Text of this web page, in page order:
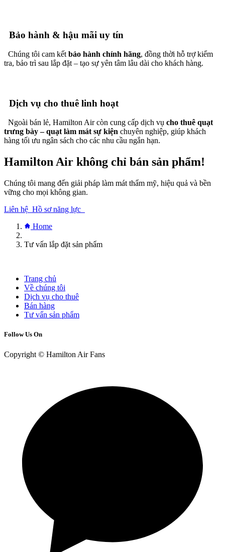
Bảo hành & hậu mãi uy tín
Chúng tôi cam kết bảo hành chính hãng, đồng thời hỗ trợ kiểm
tra, bảo trì sau lắp đặt – tạo sự yên tâm lâu dài cho khách hàng.
Dịch vụ cho thuê linh hoạt
Ngoài bán lẻ, Hamilton Air còn cung cấp dịch vụ cho thuê quạt
trưng bày – quạt làm mát sự kiện chuyên nghiệp, giúp khách
hàng tối ưu ngân sách cho các nhu cầu ngắn hạn.
Hamilton Air không chỉ bán sản phẩm!
Chúng tôi mang đến giải pháp làm mát thẩm mỹ, hiệu quả và bền
vững cho mọi không gian.
Liên hệ Hồ sơ năng lực
Home
Tư vấn lắp đặt sản phẩm
Trang chủ
Về chúng tôi
Dịch vụ cho thuê
Bán hàng
Tư vấn sản phẩm
Follow Us On
Copyright © Hamilton Air Fans